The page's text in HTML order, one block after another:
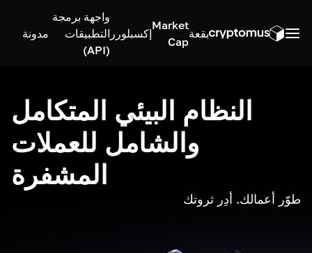
بقعة
Market
Cap
إكسبلورر
واجهة برمجة
التطبيقات
(API)
مدونة
النظام البيئي المتكامل
والشامل للعملات
المشفرة
طوّر أعمالك. أدِر ثروتك